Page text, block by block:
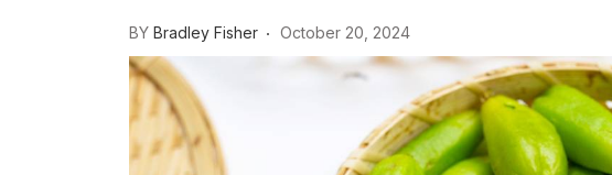
BY Bradley Fisher October 20, 2024